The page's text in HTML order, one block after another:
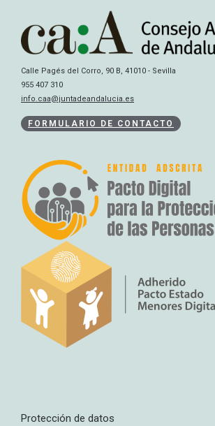
Calle Pagés del Corro, 90 B, 41010 - Sevilla
955 407 310
info.caa@juntadeandalucia.es
FORMULARIO DE CONTACTO
Protección de datos